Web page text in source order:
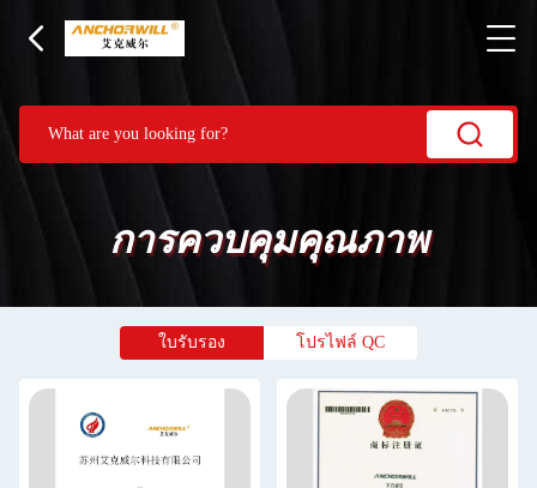
การควบคุมคุณภาพ
ใบรับรอง โปรไฟล์ QC